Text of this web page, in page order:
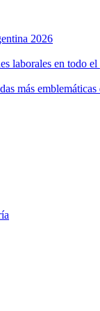
2026
laborales en todo el
más